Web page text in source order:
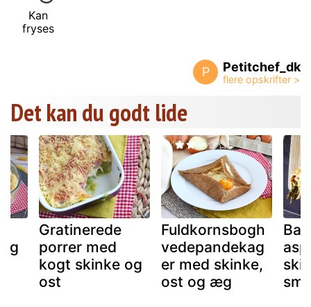
Kan
fryses
P Petitchef_dk
Det kan du godt lide
Gratinerede
porrer med
kogt skinke og
ost
Fuldkornsbogh
vedepandekag
er med skinke,
ost og æg